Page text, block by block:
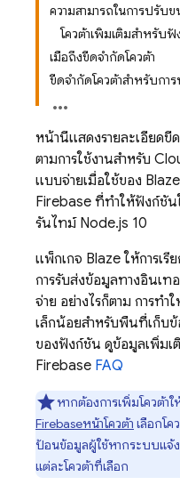
ความสามารถในการปรับข
โควต้าเพิ่มเติมสำหรับ
เมื่อถึงขีดจำกัดโควต้า
ขีดจำกัดโควต้าสำหรับการ
หน้านี้แสดงรายละเอียดขี
ตามการใช้งานสำหรับ
แบบจ่ายเมื่อใช้ของ
Firebase ที่ทำให้ฟังก์ชัน
รันไทม์ Node.js 10
แพ็กเกจ Blaze ให้การเรี
การรับส่งข้อมูลทางอินเท
จ่าย อย่างไรก็ตาม การท
เล็กน้อยสำหรับพื้นที่เก็บ
ของฟังก์ชัน ดูข้อมูลเพิ่มเ
Firebase FAQ
หากต้องการเพิ่มโควต้า
Firebaseหน้าโควต้า เลือกโค
ป้อนข้อมูลผู้ใช้หากระบบแจ้
แต่ละโควต้าที่เลือก